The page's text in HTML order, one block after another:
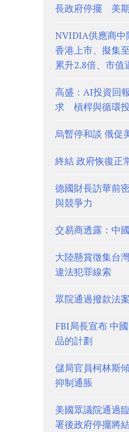
長政府停擺 美
NVIDIA供應商中
香港上市、擬集
累升2.8倍、市值
高盛：AI投資回
求 槓桿與循環
烏暫停和談 俄促
終結 政府恢復正
德國財長訪華前
與競爭力
交易商透露：中
大陸懸賞徵集台
違法犯罪線索
眾院通過撥款法
FBI局長宣布 中
品的計劃
儲局官員柯林斯
抑制通脹
美國眾議院通過
署後政府停擺將